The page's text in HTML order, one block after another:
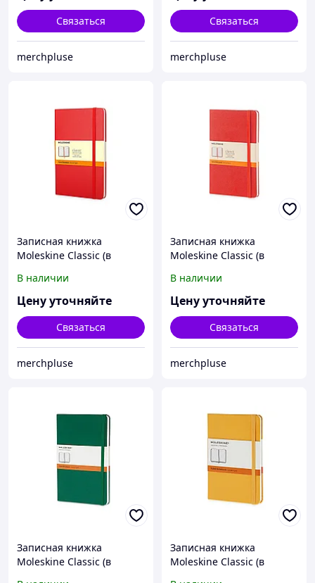
Связаться
merchpluse
Связаться
merchpluse
Записная книжка
Moleskine Classic (в
обложке, Pocket (9x14см),
красный
В наличии
Цену уточняйте
Связаться
merchpluse
Записная книжка
Moleskine Classic (в
обложке, Large (13х21см),
красный
В наличии
Цену уточняйте
Связаться
merchpluse
Записная книжка
Moleskine Classic (в
Записная книжка
Moleskine Classic (в